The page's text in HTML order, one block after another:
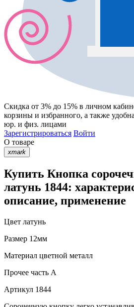
Скидка от 3% до 15% в личном
корзины и избранного, а также
юр. и физ. лицами
Зарегистрироваться Войти
О товаре
xmark
Купить Кнопка
латунь 1844:
описание, применение
Цвет латунь
Размер 12мм
Материал цветной металл
Прочее часть A
Артикул 1844